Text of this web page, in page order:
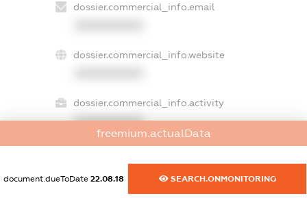
dossier.commercial_info.email
dossier.commercial_info.website
dossier.commercial_info.activity
XXXXXXXXXX
freemium.exampleText_1
freemium.exampleText_2
freemium.actualData
document.dueToDate 22.08.18 SEARCH.ONMONITORING